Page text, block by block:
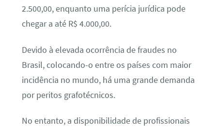
2.500,00, enquanto uma perícia jurídica pode
chegar a até R$ 4.000,00.
Devido à elevada ocorrência de fraudes no
Brasil, colocando-o entre os países com maior
incidência no mundo, há uma grande demanda
por peritos grafotécnicos.
No entanto, a disponibilidade de profissionais